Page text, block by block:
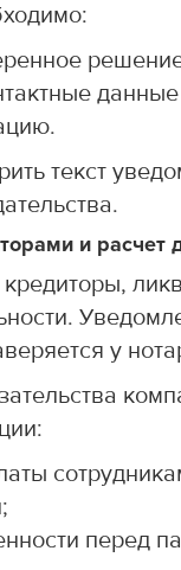
текст
и расчет
у
перед